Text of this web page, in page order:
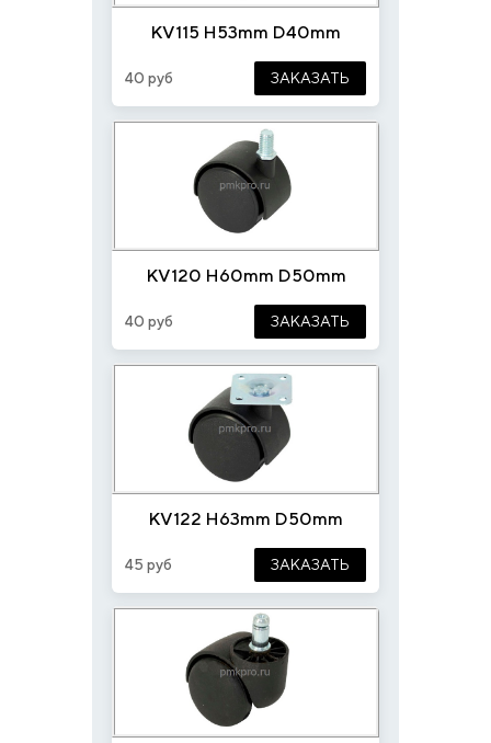
KV115 H53mm D40mm
40 руб ЗАКАЗАТЬ
KV120 H60mm D50mm
40 руб ЗАКАЗАТЬ
KV122 H63mm D50mm
45 руб ЗАКАЗАТЬ